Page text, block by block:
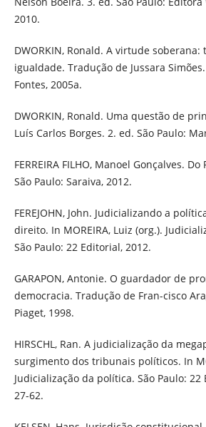
2010.
DWORKIN, Ronald. A virtude
igualdade. Tradução de Jussara
Fontes, 2005a.
DWORKIN, Ronald. Uma questão de
Luís Carlos Borges. 2. ed. São Paulo:
FERREIRA FILHO, Manoel Gonçalves.
São Paulo: Saraiva, 2012.
FEREJOHN, John. Judicializando a
direito. In MOREIRA, Luiz (org.).
São Paulo: 22 Editorial, 2012.
GARAPON, Antonie. O guardador de
democracia. Tradução de Fran-cisco
Piaget, 1998.
HIRSCHL, Ran. A judicialização da
surgimento dos tribunais políticos. In
Judicialização da política. São Paulo: 22
27-62.